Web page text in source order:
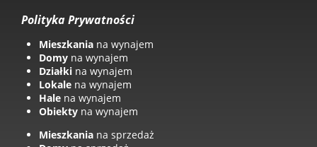
Polityka Prywatności
Mieszkania na wynajem
Domy na wynajem
Działki na wynajem
Lokale na wynajem
Hale na wynajem
Obiekty na wynajem
Mieszkania na sprzedaż